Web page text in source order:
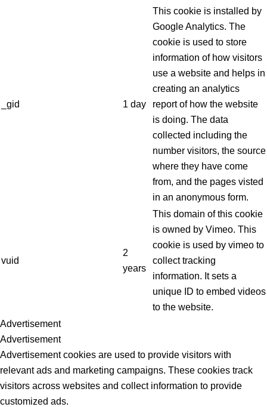
_gid 1 day
This cookie is installed by
Google Analytics. The
cookie is used to store
information of how visitors
use a website and helps in
creating an analytics
report of how the website
is doing. The data
collected including the
number visitors, the source
where they have come
from, and the pages visted
in an anonymous form.
vuid
2
years
This domain of this cookie
is owned by Vimeo. This
cookie is used by vimeo to
collect tracking
information. It sets a
unique ID to embed videos
to the website.
Advertisement
Advertisement
Advertisement cookies are used to provide visitors with
relevant ads and marketing campaigns. These cookies track
visitors across websites and collect information to provide
customized ads.